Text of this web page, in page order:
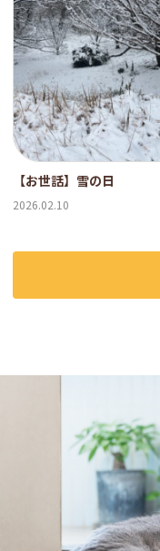
【お世話】雪の日
2026.02.10